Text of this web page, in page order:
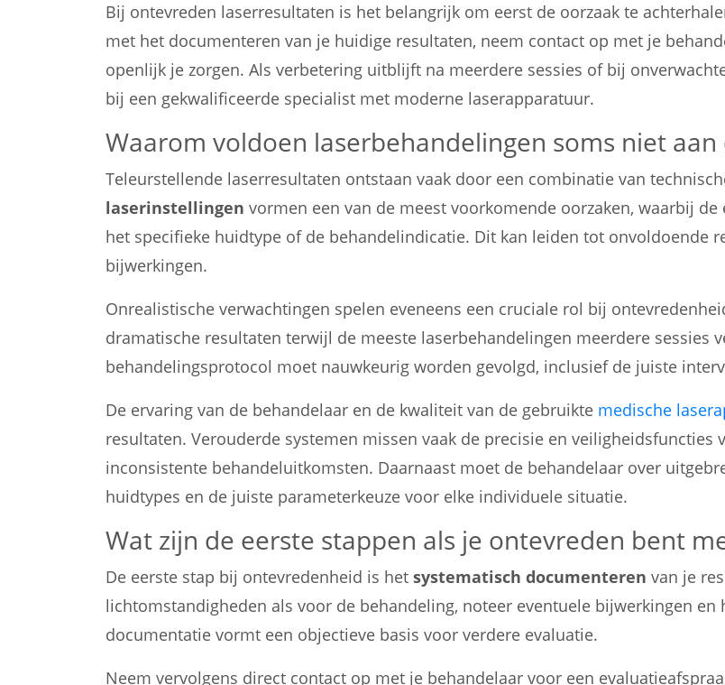
Bij ontevreden laserresultaten is het belangrijk om eerst de oorzaak te
met het documenteren van je huidige resultaten, neem contact op met je
openlijk je zorgen. Als verbetering uitblijft na meerdere sessies of bij
bij een gekwalificeerde specialist met moderne laserapparatuur.
Waarom voldoen laserbehandelingen soms niet
Teleurstellende laserresultaten ontstaan vaak door een combinatie van
laserinstellingen vormen een van de meest voorkomende oorzaken, waarbij
het specifieke huidtype of de behandelindicatie. Dit kan leiden tot onvoldoende
bijwerkingen.
Onrealistische verwachtingen spelen eveneens een cruciale rol bij
dramatische resultaten terwijl de meeste laserbehandelingen meerdere sessies
behandelingsprotocol moet nauwkeurig worden gevolgd, inclusief de juiste
De ervaring van de behandelaar en de kwaliteit van de gebruikte medische
resultaten. Verouderde systemen missen vaak de precisie en veiligheidsfuncties
inconsistente behandeluitkomsten. Daarnaast moet de behandelaar over
huidtypes en de juiste parameterkeuze voor elke individuele situatie.
Wat zijn de eerste stappen als je ontevreden bent
De eerste stap bij ontevredenheid is het systematisch documenteren van je
lichtomstandigheden als voor de behandeling, noteer eventuele bijwerkingen
documentatie vormt een objectieve basis voor verdere evaluatie.
Neem vervolgens direct contact op met je behandelaar voor een